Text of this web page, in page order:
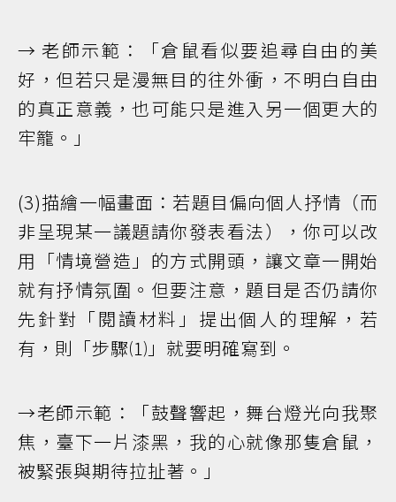
→ 老師示範：「倉鼠看似要追尋自由的美
好，但若只是漫無目的往外衝，不明白自由
的真正意義，也可能只是進入另一個更大的
牢籠。」
(3)描繪一幅畫面：若題目偏向個人抒情（而
非呈現某一議題請你發表看法），你可以改
用「情境營造」的方式開頭，讓文章一開始
就有抒情氛圍。但要注意，題目是否仍請你
先針對「閱讀材料」提出個人的理解，若
有，則「步驟⑴」就要明確寫到。
→老師示範：「鼓聲響起，舞台燈光向我聚
焦，臺下一片漆黑，我的心就像那隻倉鼠，
被緊張與期待拉扯著。」